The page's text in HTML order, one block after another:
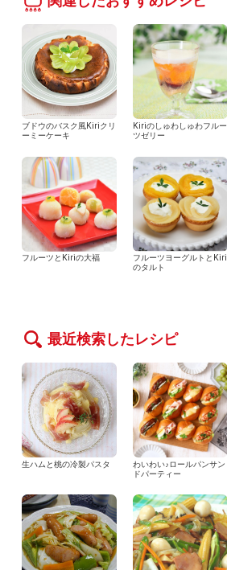
ブドウのバスク風Kiriクリ
ーミーケーキ
Kiriのしゅわしゅわフルー
ツゼリー
フルーツとKiriの大福
フルーツヨーグルトとKiri
のタルト
最近検索したレシピ
生ハムと桃の冷製パスタ
わいわい♪ロールパンサン
ドパーティー